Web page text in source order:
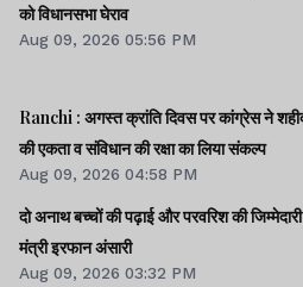
को विधानसभा घेराव
Aug 09, 2026 05:56 PM
Ranchi : अगस्त क्रांति दिवस पर कांग्रेस ने
की एकता व संविधान की रक्षा का लिया संकल्प
Aug 09, 2026 04:58 PM
दो अनाथ बच्चों की पढ़ाई और परवरिश की
मंत्री इरफान अंसारी
Aug 09, 2026 03:32 PM